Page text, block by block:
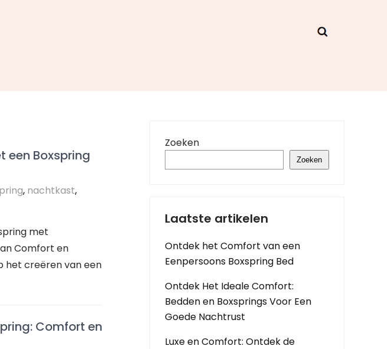
een Boxspring
, nachtkast,
met
Comfort en
het creëren van een
Comfort en
Zoeken
Zoeken
Laatste artikelen
Ontdek het Comfort van een
Eenpersoons Boxspring Bed
Ontdek Het Ideale Comfort:
Bedden en Boxsprings Voor Een
Goede Nachtrust
Luxe en Comfort: Ontdek de